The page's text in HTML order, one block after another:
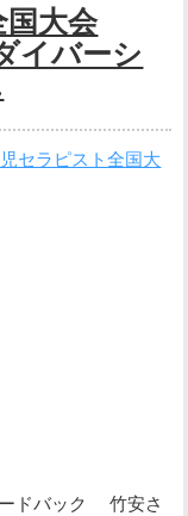
国大会
イバーシ
セラピスト全国大
ードバック 竹安さ